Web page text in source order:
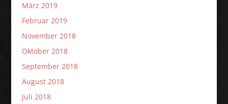
März 2019
Februar 2019
November 2018
Oktober 2018
September 2018
August 2018
Juli 2018